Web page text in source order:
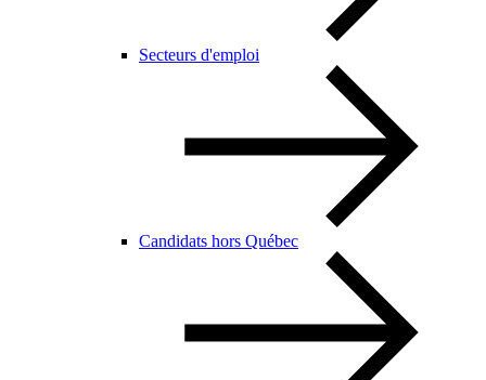
Secteurs d'emploi
Candidats hors Québec